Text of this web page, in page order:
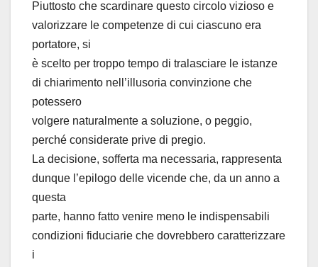
Piuttosto che scardinare questo circolo vizioso e
valorizzare le competenze di cui ciascuno era
portatore, si
è scelto per troppo tempo di tralasciare le istanze
di chiarimento nell’illusoria convinzione che
potessero
volgere naturalmente a soluzione, o peggio,
perché considerate prive di pregio.
La decisione, sofferta ma necessaria, rappresenta
dunque l’epilogo delle vicende che, da un anno a
questa
parte, hanno fatto venire meno le indispensabili
condizioni fiduciarie che dovrebbero caratterizzare
i